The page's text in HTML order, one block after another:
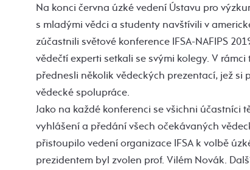
Na konci června úzké vedení Ústavu pro
s mladými vědci a studenty navštívili v
zúčastnili světové konference IFSA-NAFIPS
vědečtí experti setkali se svými kolegy. V
přednesli několik vědeckých prezentací, jež
vědecké spolupráce.
Jako na každé konferenci se všichni
vyhlášení a předání všech očekávaných
přistoupilo vedení organizace IFSA k volbě
prezidentem byl zvolen prof. Vilém Novák.